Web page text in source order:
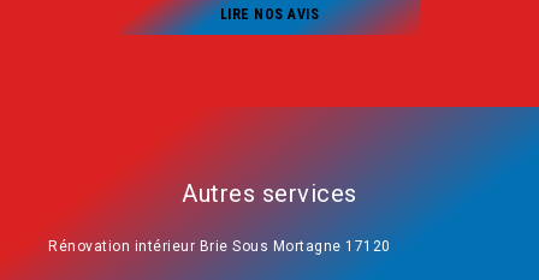
LIRE NOS AVIS
Autres services
Rénovation intérieur Brie Sous Mortagne 17120